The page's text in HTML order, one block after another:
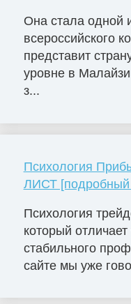
Она стала одной
всероссийского
представит
уровне в
з...
Психология
ЛИСТ
Психология
который
стабильного
сайте мы уже